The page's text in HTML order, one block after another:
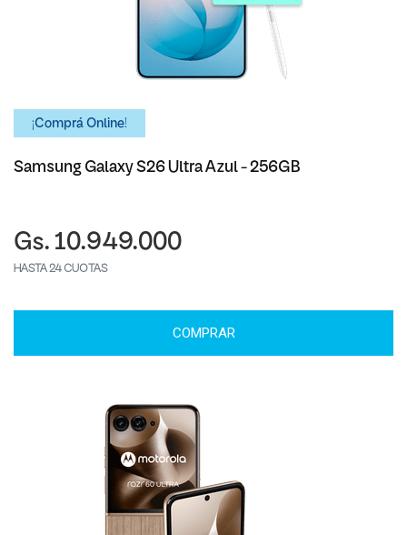
¡Comprá Online!
Samsung Galaxy S26 Ultra Azul - 256GB
Gs. 10.949.000
HASTA 24 CUOTAS
COMPRAR